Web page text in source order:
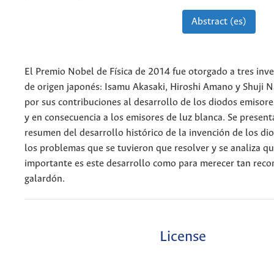
Abstract (es)
El Premio Nobel de Física de 2014 fue otorgado a tres
de origen japonés: Isamu Akasaki, Hiroshi Amano y Shuji
por sus contribuciones al desarrollo de los diodos
y en consecuencia a los emisores de luz blanca. Se
resumen del desarrollo histórico de la invención de los
los problemas que se tuvieron que resolver y se analiza
importante es este desarrollo como para merecer tan
galardón.
License